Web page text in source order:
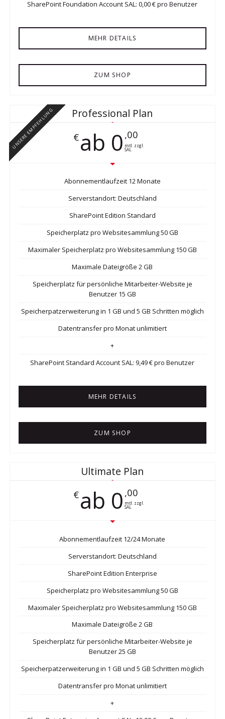
SharePoint Foundation Account SAL: 0,00 € pro Benutzer
MEHR DETAILS
ZUM SHOP
Professional Plan
€
ab 0 ,00
mtl. zzgl.
SAL
UNSERE EMPFEHLUNG
Abonnementlaufzeit 12 Monate
Serverstandort: Deutschland
SharePoint Edition Standard
Speicherplatz pro Websitesammlung 50 GB
Maximaler Speicherplatz pro Websitesammlung 150 GB
Maximale Dateigröße 2 GB
Speicherplatz für persönliche Mitarbeiter-Website je
Benutzer 15 GB
Speicherpatzerweiterung in 1 GB und 5 GB Schritten möglich
Datentransfer pro Monat unlimitiert
+
SharePoint Standard Account SAL: 9,49 € pro Benutzer
MEHR DETAILS
ZUM SHOP
Ultimate Plan
€
ab 0 ,00
mtl. zzgl.
SAL
Abonnementlaufzeit 12/24 Monate
Serverstandort: Deutschland
SharePoint Edition Enterprise
Speicherplatz pro Websitesammlung 50 GB
Maximaler Speicherplatz pro Websitesammlung 150 GB
Maximale Dateigröße 2 GB
Speicherplatz für persönliche Mitarbeiter-Website je
Benutzer 25 GB
Speicherpatzerweiterung in 1 GB und 5 GB Schritten möglich
Datentransfer pro Monat unlimitiert
+